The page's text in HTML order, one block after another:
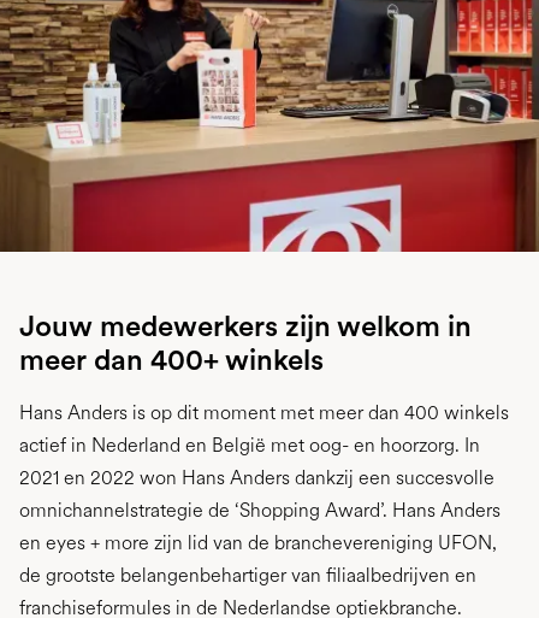
Jouw medewerkers zijn welkom in
meer dan 400+ winkels
Hans Anders is op dit moment met meer dan 400 winkels
actief in Nederland en België met oog- en hoorzorg. In
2021 en 2022 won Hans Anders dankzij een succesvolle
omnichannelstrategie de ‘Shopping Award’. Hans Anders
en eyes + more zijn lid van de branchevereniging UFON,
de grootste belangenbehartiger van filiaalbedrijven en
franchiseformules in de Nederlandse optiekbranche.